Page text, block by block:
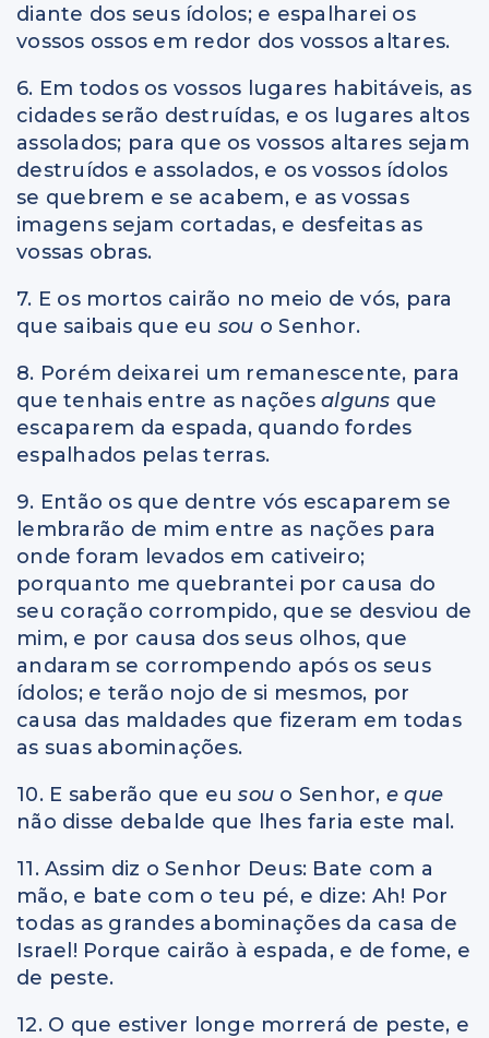
diante dos seus ídolos; e espalharei os
vossos ossos em redor dos vossos altares.
6. Em todos os vossos lugares habitáveis, as
cidades serão destruídas, e os lugares altos
assolados; para que os vossos altares sejam
destruídos e assolados, e os vossos ídolos
se quebrem e se acabem, e as vossas
imagens sejam cortadas, e desfeitas as
vossas obras.
7. E os mortos cairão no meio de vós, para
que saibais que eu sou o Senhor.
8. Porém deixarei um remanescente, para
que tenhais entre as nações alguns que
escaparem da espada, quando fordes
espalhados pelas terras.
9. Então os que dentre vós escaparem se
lembrarão de mim entre as nações para
onde foram levados em cativeiro;
porquanto me quebrantei por causa do
seu coração corrompido, que se desviou de
mim, e por causa dos seus olhos, que
andaram se corrompendo após os seus
ídolos; e terão nojo de si mesmos, por
causa das maldades que fizeram em todas
as suas abominações.
10. E saberão que eusou o Senhor, e que
não disse debalde que lhes faria este mal.
11. Assim diz o Senhor Deus: Bate com a
mão, e bate com o teu pé, e dize: Ah! Por
todas as grandes abominações da casa de
Israel! Porque cairão à espada, e de fome, e
de peste.
12. O que estiver longe morrerá de peste, e